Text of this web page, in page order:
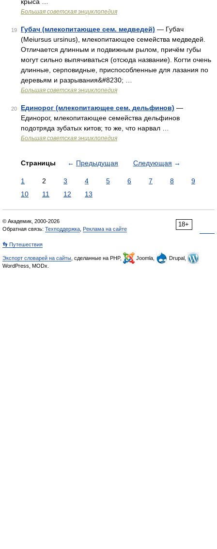
Большая советская энциклопедия
19 Губач (млекопитающее сем. медведей) — Губач
(Meiursus ursinus), млекопитающее семейства медведей.
Отличается длинным и подвижным рылом, причём губы
могут сильно выпячиваться (отсюда название). Когти очень
длинные, серповидные, приспособленные для лазания по
деревьям и разрывания&#8230; …
Большая советская энциклопедия
20 Единорог (млекопитающее сем. дельфинов) —
Единорог, млекопитающее семейства дельфинов
подотряда зубатых китов; то же, что нарвал …
Большая советская энциклопедия
Страницы ← Предыдущая Следующая →
1 2 3 4 5 6 7 8
9
10
11 12 13
18+
© Академик, 2000-2026
Обратная связь: Техподдержка Реклама на сайте
👣 Путешествия
Экспорт словарей на сайты , сделанные на PHP, Joomla,
Drupal,
WordPress, MODx.